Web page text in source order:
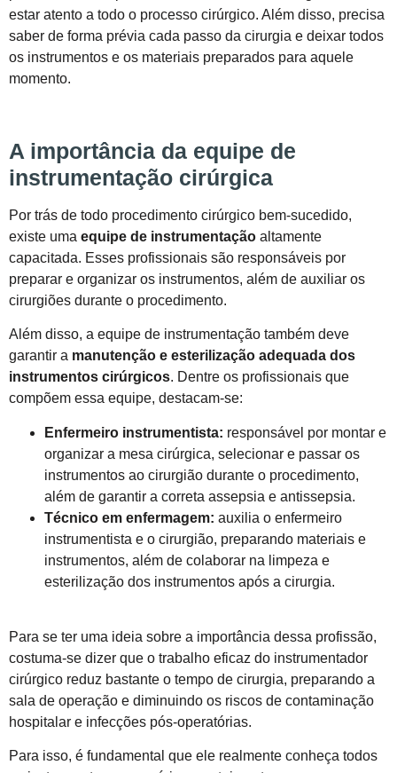
estar atento a todo o processo cirúrgico. Além disso, precisa
saber de forma prévia cada passo da cirurgia e deixar todos
os instrumentos e os materiais preparados para aquele
momento.
A importância da equipe de
instrumentação cirúrgica
Por trás de todo procedimento cirúrgico bem-sucedido,
existe uma equipe de instrumentação altamente
capacitada. Esses profissionais são responsáveis por
preparar e organizar os instrumentos, além de auxiliar os
cirurgiões durante o procedimento.
Além disso, a equipe de instrumentação também deve
garantir a manutenção e esterilização adequada dos
instrumentos cirúrgicos. Dentre os profissionais que
compõem essa equipe, destacam-se:
Enfermeiro instrumentista: responsável por montar e
organizar a mesa cirúrgica, selecionar e passar os
instrumentos ao cirurgião durante o procedimento,
além de garantir a correta assepsia e antissepsia.
Técnico em enfermagem: auxilia o enfermeiro
instrumentista e o cirurgião, preparando materiais e
instrumentos, além de colaborar na limpeza e
esterilização dos instrumentos após a cirurgia.
Para se ter uma ideia sobre a importância dessa profissão,
costuma-se dizer que o trabalho eficaz do instrumentador
cirúrgico reduz bastante o tempo de cirurgia, preparando a
sala de operação e diminuindo os riscos de contaminação
hospitalar e infecções pós-operatórias.
Para isso, é fundamental que ele realmente conheça todos